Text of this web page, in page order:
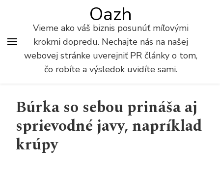
Oazh
Vieme ako váš biznis posunúť míľovými
krokmi dopredu. Nechajte nás na našej
webovej stránke uverejniť PR články o tom,
čo robíte a výsledok uvidíte sami.
Búrka so sebou prináša aj
sprievodné javy, napríklad
krúpy